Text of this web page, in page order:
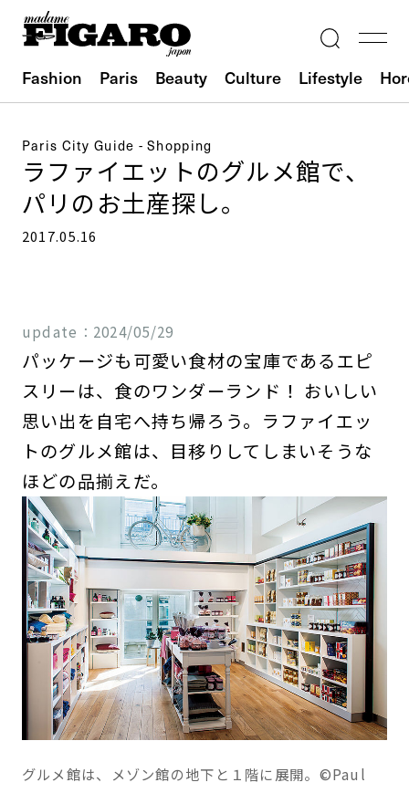
Fashion Paris Beauty Culture Lifestyle
Paris City Guide - Shopping
ラファイエットのグルメ館で、
パリのお土産探し。
2017.05.16
update： 2024/05/29
パッケージも可愛い食材の宝庫であるエピ
スリーは、食のワンダーランド！ おいしい
思い出を自宅へ持ち帰ろう。ラファイエッ
トのグルメ館は、目移りしてしまいそうな
ほどの品揃えだ。
グルメ館は、メゾン館の地下と１階に展開。 ©Paul